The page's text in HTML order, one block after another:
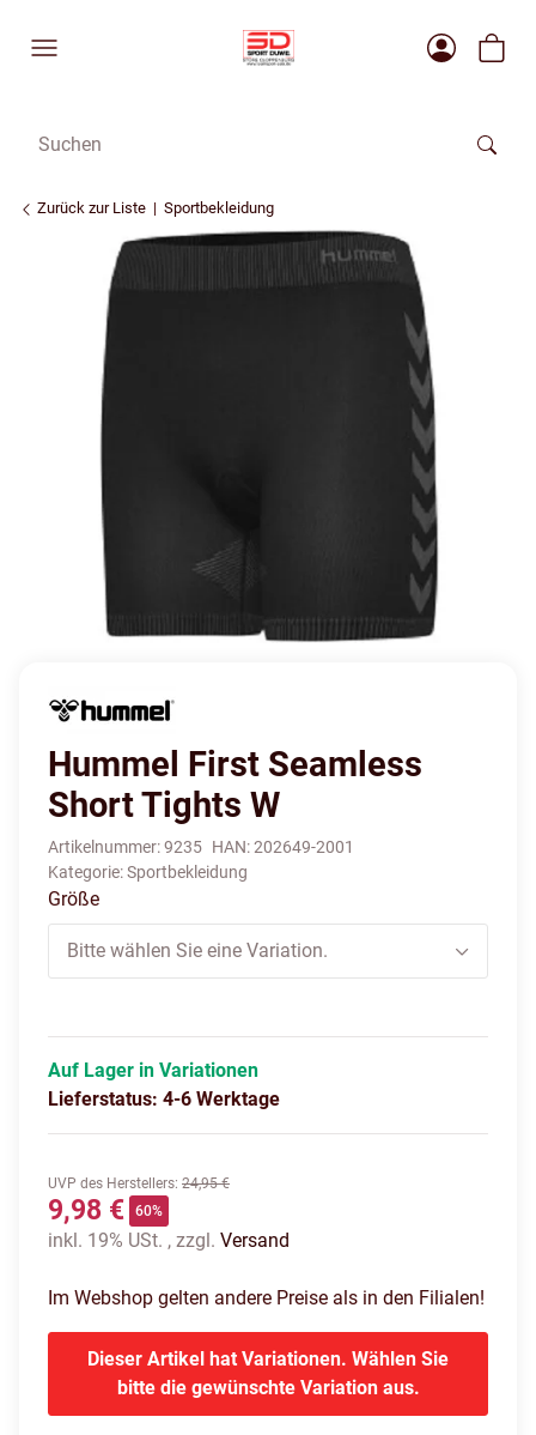
Zurück zur Liste Sportbekleidung
Hummel First Seamless
Short Tights W
Artikelnummer:9235 HAN:202649-2001
Kategorie:Sportbekleidung
Größe
Bitte wählen Sie eine Variation.
Auf Lager in Variationen
Lieferstatus: 4-6 Werktage
UVP des Herstellers: 24,95 €
9,98 € 60%
inkl. 19% USt. , zzgl. Versand
Im Webshop gelten andere Preise als in den Filialen!
Dieser Artikel hat Variationen. Wählen Sie
bitte die gewünschte Variation aus.